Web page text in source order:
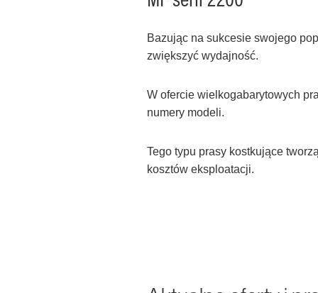
Bazując na sukcesie swojego
zwiększyć wydajność.
W ofercie wielkogabarytowych
numery modeli.
Tego typu prasy kostkujące
kosztów eksploatacji.